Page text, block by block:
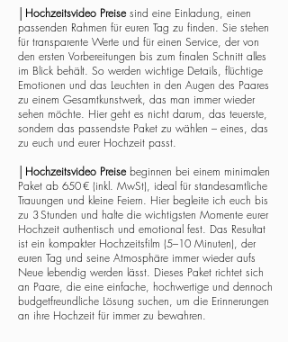
Hochzeitsvideo Preisesind eine Einladung, einen
passenden Rahmen für euren Tag zu finden. Sie stehen
für transparente Werte und für einen Service, der von
den ersten Vorbereitungen bis zum finalen Schnitt alles
im Blick behält. So werden wichtige Details, flüchtige
Emotionen und das Leuchten in den Augen des Paares
zu einem Gesamtkunstwerk, das man immer wieder
sehen möchte. Hier geht es nicht darum, das teuerste,
sondern das passendste Paket zu wählen – eines, das
zu euch und eurer Hochzeit passt.
Hochzeitsvideo Preisebeginnen bei einem minimalen
Paket ab 650 € (inkl. MwSt), ideal für standesamtliche
Trauungen und kleine Feiern. Hier begleite ich euch bis
zu 3 Stunden und halte die wichtigsten Momente eurer
Hochzeit authentisch und emotional fest. Das Resultat
ist ein kompakter Hochzeitsfilm (5–10 Minuten), der
euren Tag und seine Atmosphäre immer wieder aufs
Neue lebendig werden lässt. Dieses Paket richtet sich
an Paare, die eine einfache, hochwertige und dennoch
budgetfreundliche Lösung suchen, um die Erinnerungen
an ihre Hochzeit für immer zu bewahren.